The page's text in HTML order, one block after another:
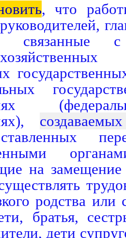
, что
связанные с
на замещение
родства или
братья,
дети